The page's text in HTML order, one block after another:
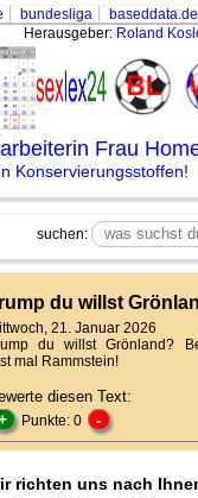
bundesliga baseddata.de
Herausgeber: Roland
Frau
Konservierungsstoffen!
suchen:
du willst
21. Januar 2026
du willst Grönland?
mal Rammstein!
diesen Text:
Punkte: 0 -
richten uns nach